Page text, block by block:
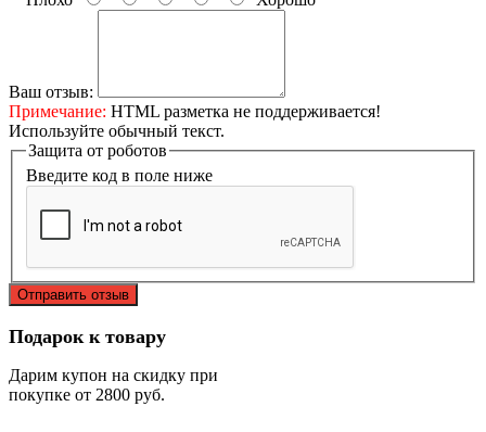
Ваш отзыв:
Примечание: HTML разметка не поддерживается!
Используйте обычный текст.
Защита от роботов
Введите код в поле ниже
Отправить отзыв
Подарок к товару
Дарим купон на скидку при
покупке от 2800 руб.